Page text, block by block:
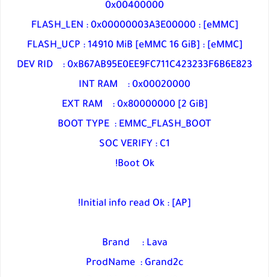
0x00400000
[eMMC] : FLASH_LEN : 0x00000003A3E00000
[eMMC] : FLASH_UCP : 14910 MiB [eMMC 16 GiB]
DEV RID : 0xB67AB95E0EE9FC711C423233F6B6E823
INT RAM : 0x00020000
EXT RAM : 0x80000000 [2 GiB]
BOOT TYPE : EMMC_FLASH_BOOT
SOC VERIFY : C1
Boot Ok!
[AP] : Initial info read Ok!
Brand : Lava
ProdName : Grand2c